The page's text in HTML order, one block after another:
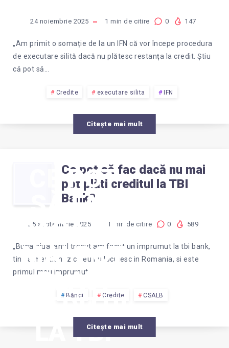
24 noiembrie 2025 1 min de citire 0 147
„Am primit o somație de la un IFN că vor începe procedura
de executare silită dacă nu plătesc restanța la credit. Știu
că pot să…
Credite executare silita IFN
Citește mai mult
CE POT
SĂ FAC
DACĂ NU
MAI POT
PLĂTI
CREDITUL
LA TBI
Ce pot să fac dacă nu mai
pot plăti creditul la TBI
Bank?
25 septembrie 2025 1 min de citire 0 589
„Buna ziua, anul trecut am facut un imprumut la tbi bank,
tin sa mentionez ca eu nu locuiesc in Romania, si este
primul meu imprumut…
Bănci Credite CSALB
Citește mai mult